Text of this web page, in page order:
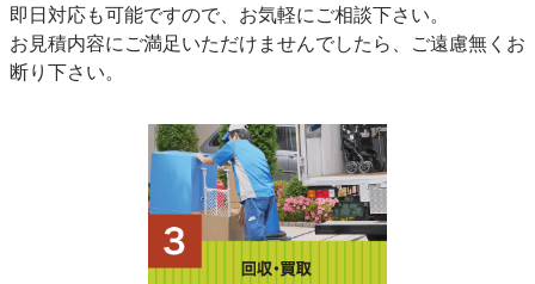
即日対応も可能ですので、お気軽にご相談下さい。
お見積内容にご満足いただけませんでしたら、ご遠慮無くお
断り下さい。